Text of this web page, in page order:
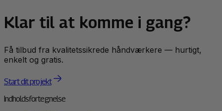
Klar til at komme i gang?
Få tilbud fra kvalitetssikrede håndværkere — hurtigt,
enkelt og gratis.
Start dit projekt
Indholdsfortegnelse